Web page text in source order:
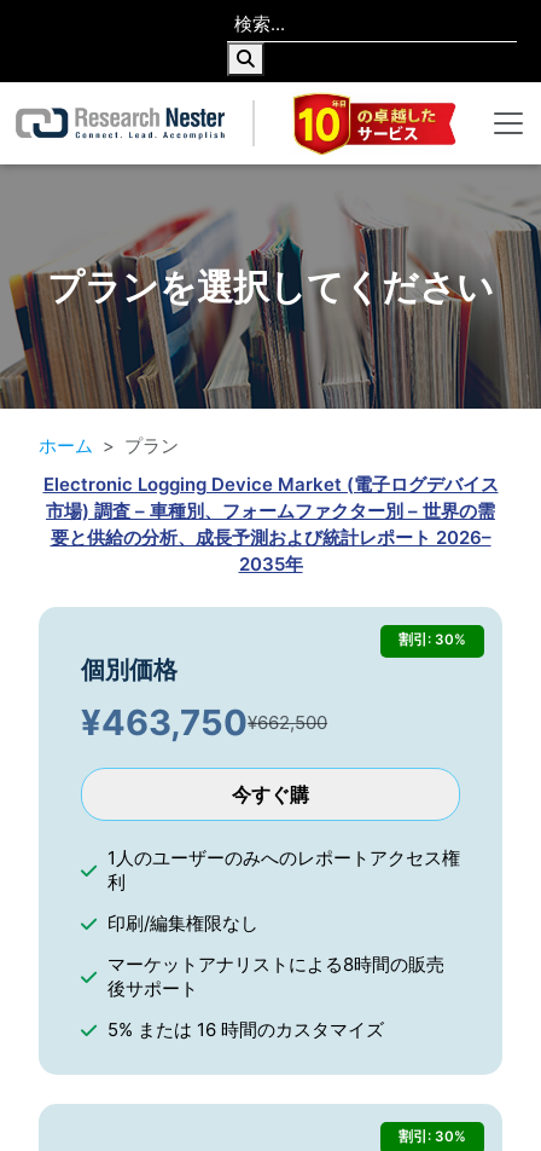
プランを選択してください
ホーム
プラン
Electronic Logging Device Market (電子ログデバイス
市場) 調査 – 車種別、フォームファクター別 – 世界の需
要と供給の分析、成長予測および統計レポート 2026–
2035年
割引: 30%
個別価格
¥463,750¥662,500
今すぐ購
1人のユーザーのみへのレポートアクセス権
利
印刷/編集権限なし
マーケットアナリストによる8時間の販売
後サポート
5% または 16 時間のカスタマイズ
割引: 30%